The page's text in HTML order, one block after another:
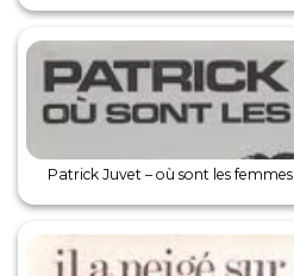
Patrick Juvet – où sont les femmes